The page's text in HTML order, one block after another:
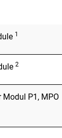
1
2
P1, MPO